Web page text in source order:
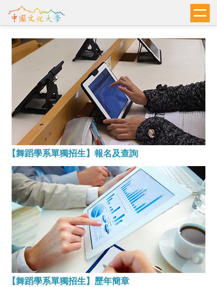
到
要
內
容
【舞蹈學系單獨招生】報名及查詢
【舞蹈學系單獨招生】歷年簡章